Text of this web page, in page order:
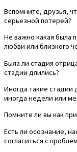
Вспомните, друзья,
серьезной потерей?
Не важно какая была
любви или близкого
Была ли стадия
стадии длились?
Иногда такие стадии
иногда недели или
Помните ли вы как
Есть ли осознание,
согласиться с